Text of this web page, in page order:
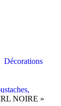
Décorations
NOIRE »